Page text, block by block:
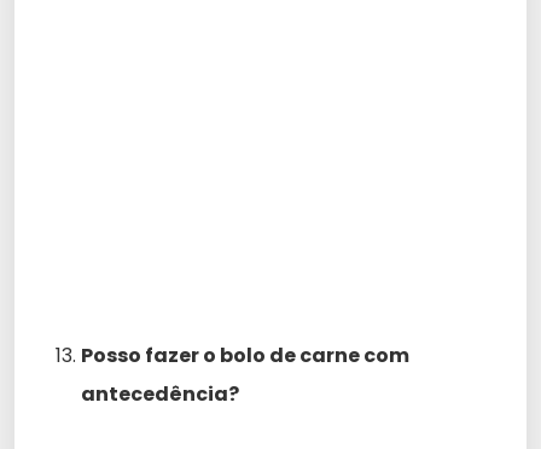
Posso fazer o bolo de carne com
antecedência?